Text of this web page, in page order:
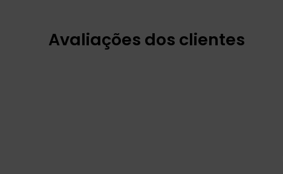
Avaliações dos clientes